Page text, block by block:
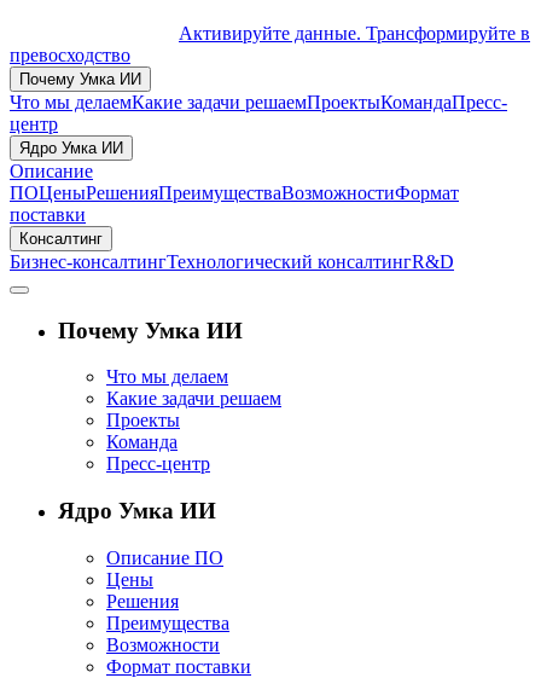
Активируйте данные. Трансформируйте в
превосходство
Почему Умка ИИ
Что мы делаемКакие задачи решаемПроектыКомандаПресс-
центр
Ядро Умка ИИ
Описание
ПОЦеныРешенияПреимуществаВозможностиФормат
поставки
Консалтинг
Бизнес-консалтингТехнологический консалтингR&D
Почему Умка ИИ
Что мы делаем
Какие задачи решаем
Проекты
Команда
Пресс-центр
Ядро Умка ИИ
Описание ПО
Цены
Решения
Преимущества
Возможности
Формат поставки